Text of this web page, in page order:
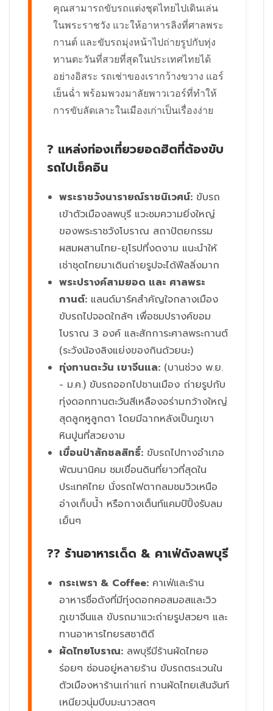
คุณสามารถขับรถแต่งชุดไทยไปเดินเล่น
ในพระราชวัง แวะให้อาหารลิงที่ศาลพระ
กานต์ และขับรถมุ่งหน้าไปถ่ายรูปกับทุ่ง
ทานตะวันที่สวยที่สุดในประเทศไทยได้
อย่างอิสระ รถเช่าของเรากว้างขวาง แอร์
เย็นฉ่ำ พร้อมพวงมาลัยพาวเวอร์ที่ทำให้
การขับลัดเลาะในเมืองเก่าเป็นเรื่องง่าย
? แหล่งท่องเที่ยวยอดฮิตที่ต้องขับ
รถไปเช็คอิน
พระราชวังนารายณ์ราชนิเวศน์: ขับรถ
เข้าตัวเมืองลพบุรี แวะชมความยิ่งใหญ่
ของพระราชวังโบราณ สถาปัตยกรรม
ผสมผสานไทย-ยุโรปที่งดงาม แนะนำให้
เช่าชุดไทยมาเดินถ่ายรูปจะได้ฟีลลิ่งมาก
พระปรางค์สามยอด และ ศาลพระ
กานต์: แลนด์มาร์คสำคัญใจกลางเมือง
ขับรถไปจอดใกล้ๆ เพื่อชมปรางค์ขอม
โบราณ 3 องค์ และสักการะศาลพระกานต์
(ระวังน้องลิงแย่งของกินด้วยนะ)
ทุ่งทานตะวัน เขาจีนแล: (บานช่วง พ.ย.
- ม.ค.) ขับรถออกไปชานเมือง ถ่ายรูปกับ
ทุ่งดอกทานตะวันสีเหลืองอร่ามกว้างใหญ่
สุดลูกหูลูกตา โดยมีฉากหลังเป็นภูเขา
หินปูนที่สวยงาม
เขื่อนป่าสักชลสิทธิ์: ขับรถไปทางอำเภอ
พัฒนานิคม ชมเขื่อนดินที่ยาวที่สุดใน
ประเทศไทย นั่งรถไฟตากลมชมวิวเหนือ
อ่างเก็บน้ำ หรือกางเต็นท์แคมป์ปิ้งรับลม
เย็นๆ
?? ร้านอาหารเด็ด & คาเฟ่ดังลพบุรี
กระเพรา & Coffee: คาเฟ่และร้าน
อาหารชื่อดังที่มีทุ่งดอกคอสมอสและวิว
ภูเขาจีนแล ขับรถมาแวะถ่ายรูปสวยๆ และ
ทานอาหารไทยรสชาติดี
ผัดไทยโบราณ: ลพบุรีมีร้านผัดไทยอ
ร่อยๆ ซ่อนอยู่หลายร้าน ขับรถตระเวนใน
ตัวเมืองหาร้านเก่าแก่ ทานผัดไทยเส้นจันท์
เหนียวนุ่มบีบมะนาวสดๆ